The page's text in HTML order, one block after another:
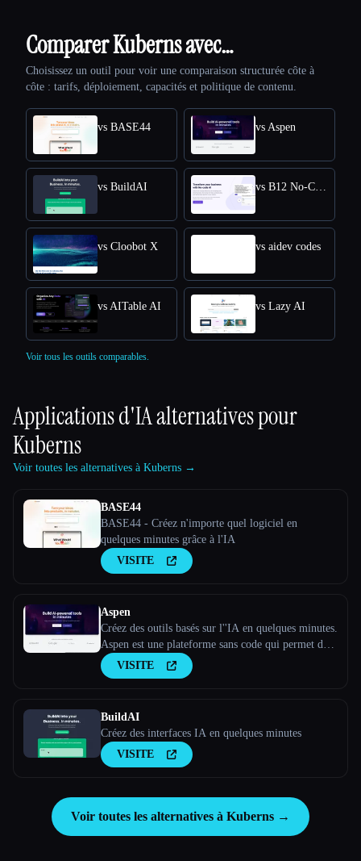
Comparer Kuberns avec…
Choisissez un outil pour voir une comparaison structurée côte à
côte : tarifs, déploiement, capacités et politique de contenu.
vs BASE44 vs Aspen
vs BuildAI vs B12 No-Code AI
vs Cloobot X vs aidev codes
vs AITable AI vs Lazy AI
Voir tous les outils comparables.
Applications d'IA alternatives pour
Kuberns
Voir toutes les alternatives à Kuberns →
BASE44
BASE44 - Créez n'importe quel logiciel en
quelques minutes grâce à l'IA
VISITE
Aspen
Créez des outils basés sur l''IA en quelques minutes.
Aspen est une plateforme sans code qui permet de
créer des applications Web basées sur l''IA.
VISITE
BuildAI
Créez des interfaces IA en quelques minutes
VISITE
Voir toutes les alternatives à Kuberns →